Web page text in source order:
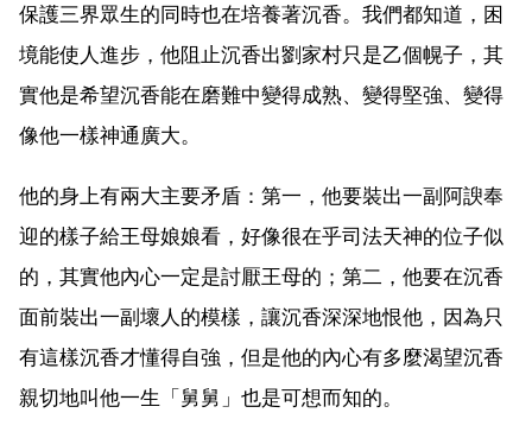
保護三界眾生的同時也在培養著沉香。我們都知道，困
境能使人進步，他阻止沉香出劉家村只是乙個幌子，其
實他是希望沉香能在磨難中變得成熟、變得堅強、變得
像他一樣神通廣大。
他的身上有兩大主要矛盾：第一，他要裝出一副阿諛奉
迎的樣子給王母娘娘看，好像很在乎司法天神的位子似
的，其實他內心一定是討厭王母的；第二，他要在沉香
面前裝出一副壞人的模樣，讓沉香深深地恨他，因為只
有這樣沉香才懂得自強，但是他的內心有多麼渴望沉香
親切地叫他一生「舅舅」也是可想而知的。